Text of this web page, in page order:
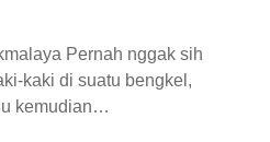
Pernah nggak sih
kaki di suatu bengkel,
kemudian…